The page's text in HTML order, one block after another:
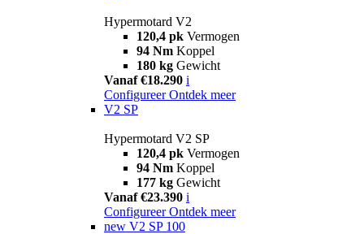
Hypermotard V2
120,4 pk Vermogen
94 Nm Koppel
180 kg Gewicht
Vanaf €18.290 i
Configureer Ontdek meer
V2 SP
Hypermotard V2 SP
120,4 pk Vermogen
94 Nm Koppel
177 kg Gewicht
Vanaf €23.390 i
Configureer Ontdek meer
new V2 SP 100